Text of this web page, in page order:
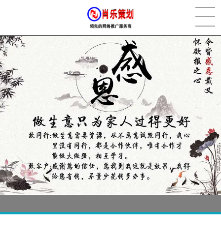
实体门店如何做网络推广吸引客户，实体店网络营销技巧... 更多 >
[2022-05-04] 污水处理设备厂家产品如何做网络推广（污水处理项目网... 更多 >
[2022-03-27] 疫情当下公司企业品牌网络营销策划推广怎么做，国内知... 更多 >